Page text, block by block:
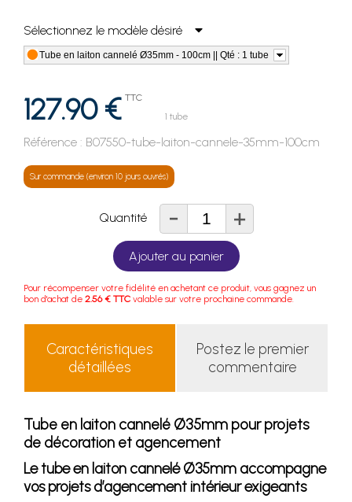
Sélectionnez le modèle désiré
Tube en laiton cannelé Ø35mm - 100cm || Qté : 1 tube
127.90 € TTC
1 tube
Référence : B07550-tube-laiton-cannele-35mm-100cm
Sur commande (environ 10 jours ouvrés)
Quantité - +
Ajouter au panier
Pour récompenser votre fidélité en achetant ce produit, vous gagnez un
bon d'achat de 2.56 € TTC valable sur votre prochaine commande.
Caractéristiques
détaillées
Postez le premier
commentaire
Tube en laiton cannelé Ø35mm pour projets
de décoration et agencement
Le tube en laiton cannelé Ø35mm accompagne
vos projets d’agencement intérieur exigeants